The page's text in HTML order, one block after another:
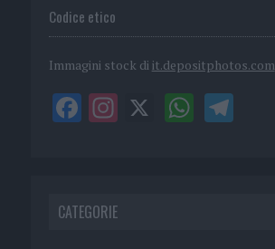
Codice etico
Immagini stock di it.depositphotos.com
CATEGORIE